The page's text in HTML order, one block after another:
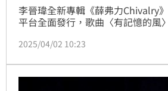
李晉瑋全新專輯《薛弗力Chivalry
平台全面發行，歌曲〈有記憶的風
玉璽參演。身為好友的他們，首次
2025/04/02 10:23